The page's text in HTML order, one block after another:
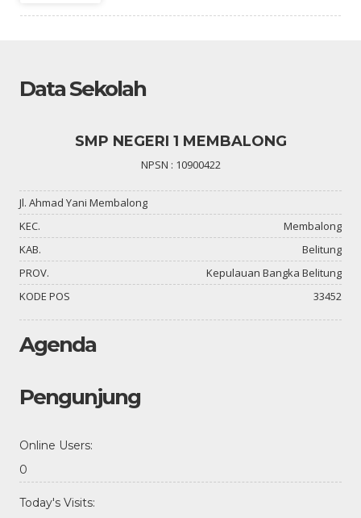
Data Sekolah
SMP NEGERI 1 MEMBALONG
NPSN : 10900422
Jl. Ahmad Yani Membalong
KEC.
Membalong
KAB.
Belitung
PROV.
Kepulauan Bangka Belitung
KODE POS
33452
Agenda
Pengunjung
Online Users:
0
Today's Visits: